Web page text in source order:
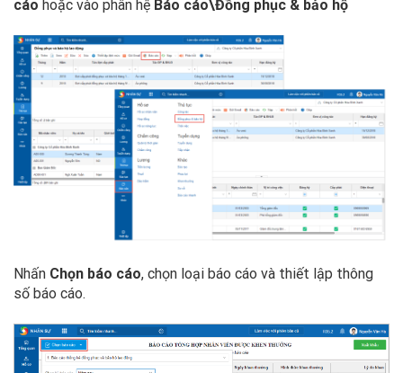
cáo hoặc vào phân hệ Báo cáo\Đồng phục & bảo hộ
Nhấn Chọn báo cáo, chọn loại báo cáo và thiết lập thông
số báo cáo.